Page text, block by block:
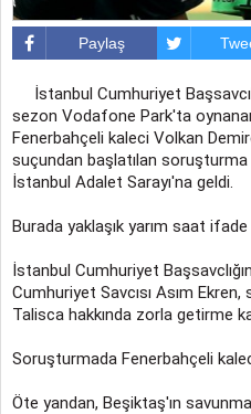
Paylaş
İstanbul Cumhuriyet
sezon Vodafone Park'ta
Fenerbahçeli kaleci Volkan
suçundan başlatılan soruşturma
İstanbul Adalet Sarayı'na geldi.
Burada yaklaşık yarım saat
İstanbul Cumhuriyet
Cumhuriyet Savcısı Asım
Talisca hakkında zorla getirme
Soruşturmada Fenerbahçeli
Öte yandan, Beşiktaş'ın